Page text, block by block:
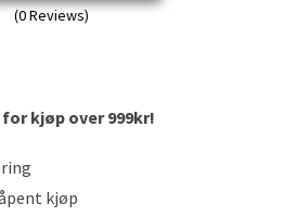
(0 Reviews)
kjøp over 999kr!
kjøp